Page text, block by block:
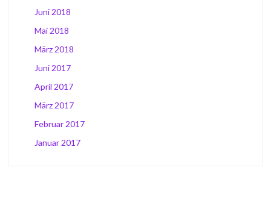
Juni 2018
Mai 2018
März 2018
Juni 2017
April 2017
März 2017
Februar 2017
Januar 2017